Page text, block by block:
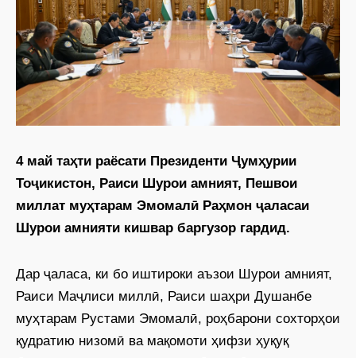
4 май таҳти раёсати Президенти Ҷумҳурии
Тоҷикистон, Раиси Шурои амният, Пешвои
миллат муҳтарам Эмомалӣ Раҳмон ҷаласаи
Шурои амнияти кишвар баргузор гардид.
Дар ҷаласа, ки бо иштироки аъзои Шурои амният,
Раиси Маҷлиси миллӣ, Раиси шаҳри Душанбе
муҳтарам Рустами Эмомалӣ, роҳбарони сохторҳои
қудратию низомӣ ва мақомоти ҳифзи ҳуқуқ